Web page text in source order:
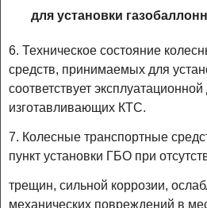
для установки
6. Техническое состояние
средств, принимаемых для
соответствует
изготавливающих КТС.
7. Колесные транспортные
пункт установки ГБО при
трещин, сильной коррозии,
механических повреждений в